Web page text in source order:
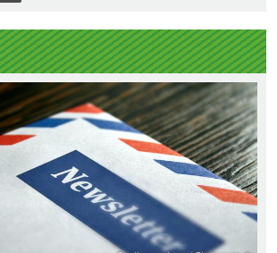
wie wird der Boden des
ausgewählt und was passiert
während eines solchen
Infos dazu gibt es im
„Soilcast“. Jetzt
soilcast.de/interview/sc202-
die-kuer-der-krume/